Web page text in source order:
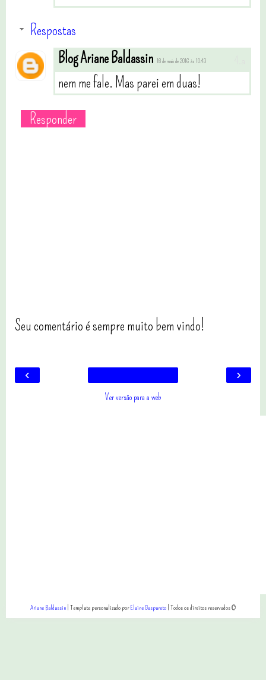
Respostas
Blog Ariane Baldassin
18 de maio de 2016 às 10:43
nem me fale. Mas parei em duas!
Responder
Seu comentário é sempre muito bem vindo!
‹ ›
Ver versão para a web
Ariane Baldassin| Template personalizado porElaine Gaspareto| Todos os direitos reservados ©